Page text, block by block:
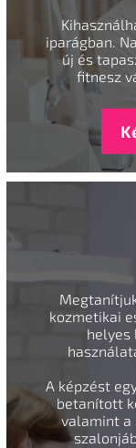
iparágban.
új és
fitnesz
kozmetikai
helyes
A képzést
betanított
valamint a